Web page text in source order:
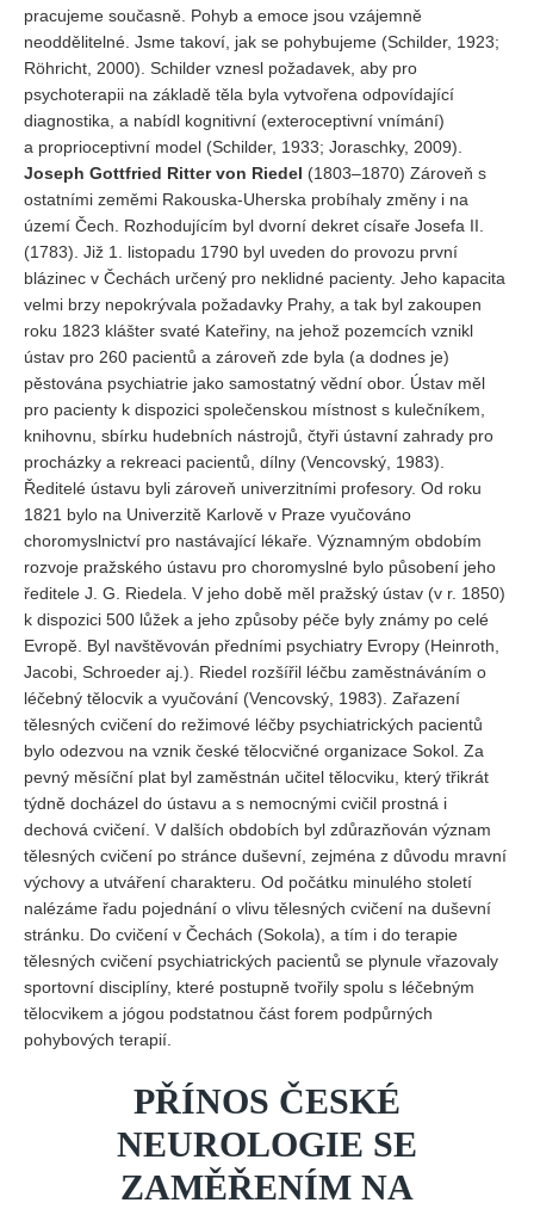
pracujeme současně. Pohyb a emoce jsou vzájemně
neoddělitelné. Jsme takoví, jak se pohybujeme (Schilder, 1923;
Röhricht, 2000). Schilder vznesl požadavek, aby pro
psychoterapii na základě těla byla vytvořena odpovídající
diagnostika, a nabídl kognitivní (exteroceptivní vnímání)
a proprioceptivní model (Schilder, 1933; Joraschky, 2009).
Joseph Gottfried Ritter von Riedel (1803–1870) Zároveň s
ostatními zeměmi Rakouska-Uherska probíhaly změny i na
území Čech. Rozhodujícím byl dvorní dekret císaře Josefa II.
(1783). Již 1. listopadu 1790 byl uveden do provozu první
blázinec v Čechách určený pro neklidné pacienty. Jeho kapacita
velmi brzy nepokrývala požadavky Prahy, a tak byl zakoupen
roku 1823 klášter svaté Kateřiny, na jehož pozemcích vznikl
ústav pro 260 pacientů a zároveň zde byla (a dodnes je)
pěstována psychiatrie jako samostatný vědní obor. Ústav měl
pro pacienty k dispozici společenskou místnost s kulečníkem,
knihovnu, sbírku hudebních nástrojů, čtyři ústavní zahrady pro
procházky a rekreaci pacientů, dílny (Vencovský, 1983).
Ředitelé ústavu byli zároveň univerzitními profesory. Od roku
1821 bylo na Univerzitě Karlově v Praze vyučováno
choromyslnictví pro nastávající lékaře. Významným obdobím
rozvoje pražského ústavu pro choromyslné bylo působení jeho
ředitele J. G. Riedela. V jeho době měl pražský ústav (v r. 1850)
k dispozici 500 lůžek a jeho způsoby péče byly známy po celé
Evropě. Byl navštěvován předními psychiatry Evropy (Heinroth,
Jacobi, Schroeder aj.). Riedel rozšířil léčbu zaměstnáváním o
léčebný tělocvik a vyučování (Vencovský, 1983). Zařazení
tělesných cvičení do režimové léčby psychiatrických pacientů
bylo odezvou na vznik české tělocvičné organizace Sokol. Za
pevný měsíční plat byl zaměstnán učitel tělocviku, který třikrát
týdně docházel do ústavu a s nemocnými cvičil prostná i
dechová cvičení. V dalších obdobích byl zdůrazňován význam
tělesných cvičení po stránce duševní, zejména z důvodu mravní
výchovy a utváření charakteru. Od počátku minulého století
nalézáme řadu pojednání o vlivu tělesných cvičení na duševní
stránku. Do cvičení v Čechách (Sokola), a tím i do terapie
tělesných cvičení psychiatrických pacientů se plynule vřazovaly
sportovní disciplíny, které postupně tvořily spolu s léčebným
tělocvikem a jógou podstatnou část forem podpůrných
pohybových terapií.
PŘÍNOS ČESKÉ
NEUROLOGIE SE
ZAMĚŘENÍM NA